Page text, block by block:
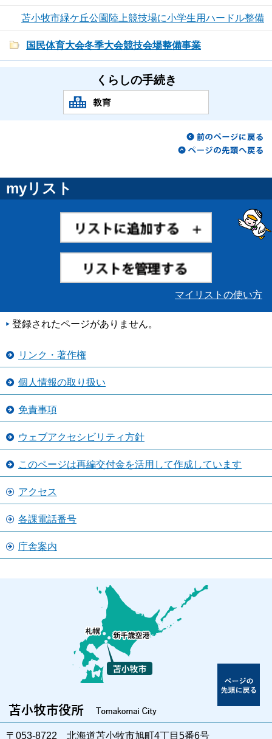
苫小牧市緑ケ丘公園陸上競技場に小学生用ハードル整備
国民体育大会冬季大会競技会場整備事業
くらしの手続き
myリスト
マイリストの使い方
登録されたページがありません。
リンク・著作権
個人情報の取り扱い
免責事項
ウェブアクセシビリティ方針
このページは再編交付金を活用して作成しています
アクセス
各課電話番号
庁舎案内
〒053-8722 北海道苫小牧市旭町4丁目5番6号